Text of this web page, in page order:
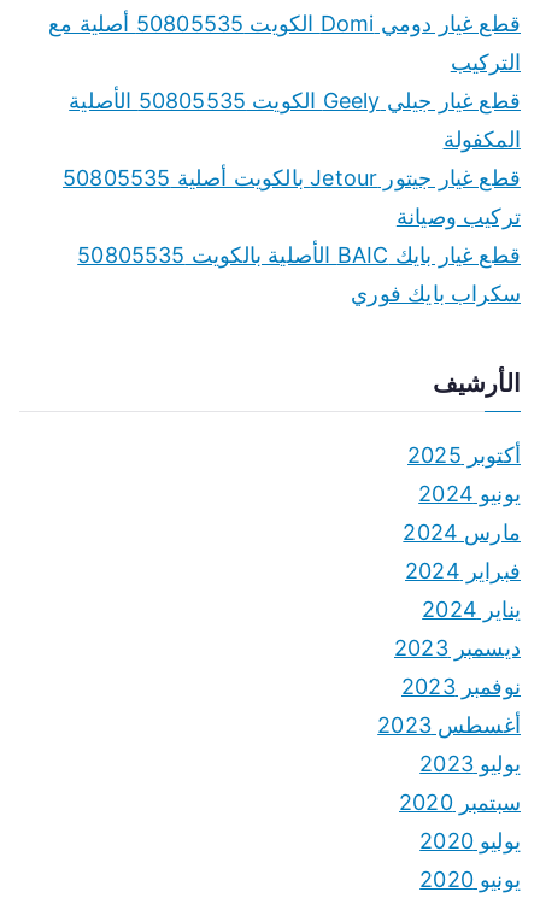
قطع غيار دومي Domi الكويت 50805535 أصلية مع
التركيب
قطع غيار جيلي Geely الكويت 50805535 الأصلية
المكفولة
قطع غيار جيتور Jetour بالكويت أصلية 50805535
تركيب وصيانة
قطع غيار بايك BAIC الأصلية بالكويت 50805535
سكراب بايك فوري
الأرشيف
أكتوبر 2025
يونيو 2024
مارس 2024
فبراير 2024
يناير 2024
ديسمبر 2023
نوفمبر 2023
أغسطس 2023
يوليو 2023
سبتمبر 2020
يوليو 2020
يونيو 2020